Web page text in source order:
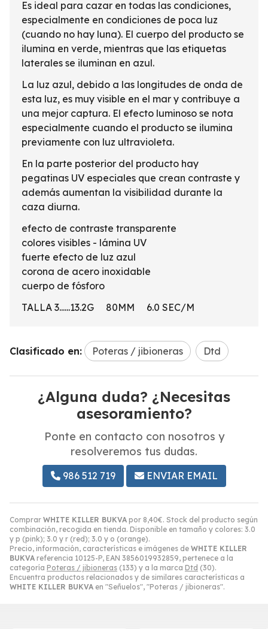
Comprar WHITE KILLER BUKVA por 8,40€. Stock del producto según
combinación, recogida en tienda. Disponible en tamaño y colores: 3.0
y p (pink); 3.0 y r (red); 3.0 y o (orange).
Precio, información, características e imágenes de WHITE KILLER
BUKVA referencia 10125-P, EAN 3856019932859, pertenece a la
categoría Poteras / jibioneras (133) y a la marca Dtd (30).
Encuentra productos relacionados y de similares características a
WHITE KILLER BUKVA en "Señuelos", "Poteras / jibioneras".
Es ideal para cazar en todas las condiciones,
especialmente en condiciones de poca luz
(cuando no hay luna). El cuerpo del producto se
ilumina en verde, mientras que las etiquetas
laterales se iluminan en azul.
La luz azul, debido a las longitudes de onda de
esta luz, es muy visible en el mar y contribuye a
una mejor captura. El efecto luminoso se nota
especialmente cuando el producto se ilumina
previamente con luz ultravioleta.
En la parte posterior del producto hay
pegatinas UV especiales que crean contraste y
además aumentan la visibilidad durante la
caza diurna.
efecto de contraste transparente
colores visibles - lámina UV
fuerte efecto de luz azul
corona de acero inoxidable
cuerpo de fósforo
TALLA 3......13.2G 80MM 6.0 SEC/M
Clasificado en: Poteras / jibioneras Dtd
¿Alguna duda? ¿Necesitas
asesoramiento?
Ponte en contacto con nosotros y
resolveremos tus dudas.
986 512 719 ENVIAR EMAIL